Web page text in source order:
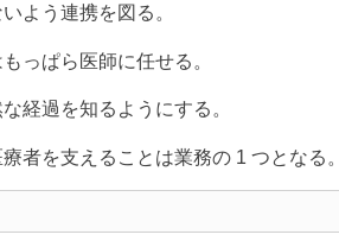
よう連携を図る。
っぱら医師に任せる。
経過を知るようにする。
者を支えることは業務の 1 つとなる。